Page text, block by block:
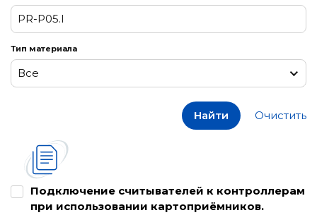
Тип материала
Все
Каталог
Паспорта
Письма о снятии с производства
Найти Очистить
Подключение считывателей к контроллерам
при использовании картоприёмников.